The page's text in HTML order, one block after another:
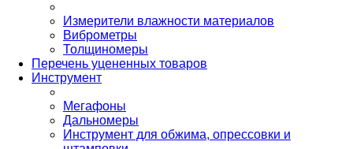
Измерители влажности материалов
Виброметры
Толщиномеры
Перечень уцененных товаров
Инструмент
Мегафоны
Дальномеры
Инструмент для обжима, опрессовки и